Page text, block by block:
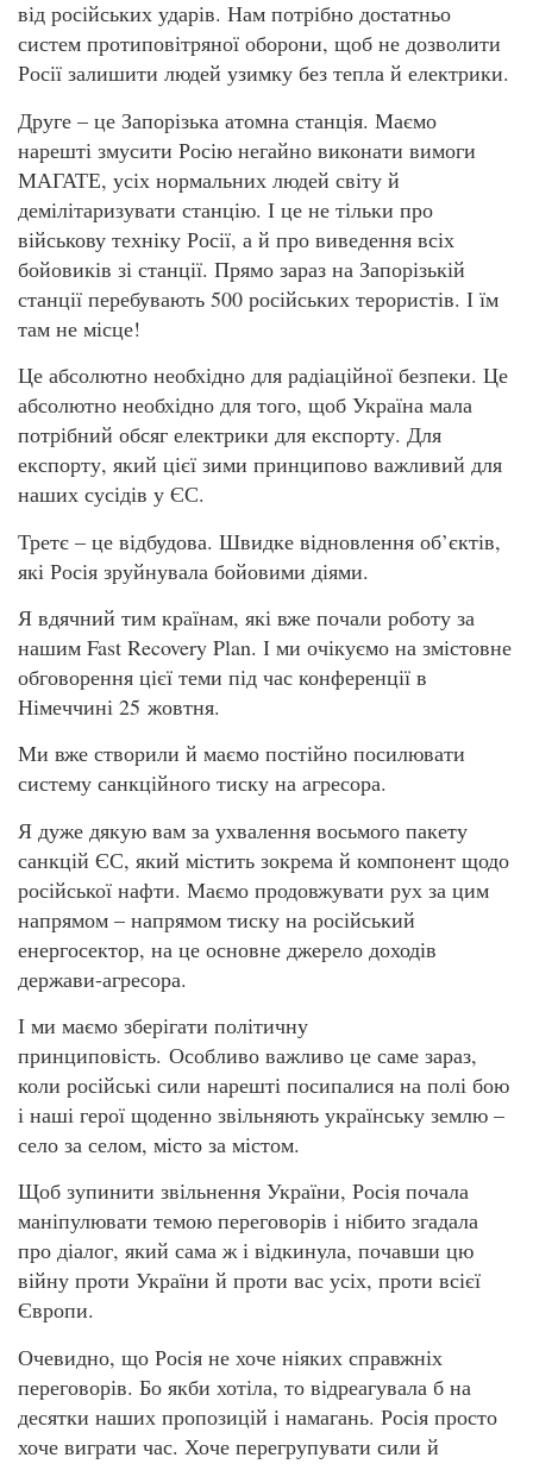
від російських ударів. Нам потрібно достатньо
систем протиповітряної оборони, щоб не дозволити
Росії залишити людей узимку без тепла й електрики.
Друге – це Запорізька атомна станція. Маємо
нарешті змусити Росію негайно виконати вимоги
МАГАТЕ, усіх нормальних людей світу й
демілітаризувати станцію. І це не тільки про
військову техніку Росії, а й про виведення всіх
бойовиків зі станції. Прямо зараз на Запорізькій
станції перебувають 500 російських терористів. І їм
там не місце!
Це абсолютно необхідно для радіаційної безпеки. Це
абсолютно необхідно для того, щоб Україна мала
потрібний обсяг електрики для експорту. Для
експорту, який цієї зими принципово важливий для
наших сусідів у ЄС.
Третє – це відбудова. Швидке відновлення об’єктів,
які Росія зруйнувала бойовими діями.
Я вдячний тим країнам, які вже почали роботу за
нашим Fast Recovery Plan. І ми очікуємо на змістовне
обговорення цієї теми під час конференції в
Німеччині 25 жовтня.
Ми вже створили й маємо постійно посилювати
систему санкційного тиску на агресора.
Я дуже дякую вам за ухвалення восьмого пакету
санкцій ЄС, який містить зокрема й компонент щодо
російської нафти. Маємо продовжувати рух за цим
напрямом – напрямом тиску на російський
енергосектор, на це основне джерело доходів
держави-агресора.
І ми маємо зберігати політичну
принциповість. Особливо важливо це саме зараз,
коли російські сили нарешті посипалися на полі бою
і наші герої щоденно звільняють українську землю –
село за селом, місто за містом.
Щоб зупинити звільнення України, Росія почала
маніпулювати темою переговорів і нібито згадала
про діалог, який сама ж і відкинула, почавши цю
війну проти України й проти вас усіх, проти всієї
Європи.
Очевидно, що Росія не хоче ніяких справжніх
переговорів. Бо якби хотіла, то відреагувала б на
десятки наших пропозицій і намагань. Росія просто
хоче виграти час. Хоче перегрупувати сили й